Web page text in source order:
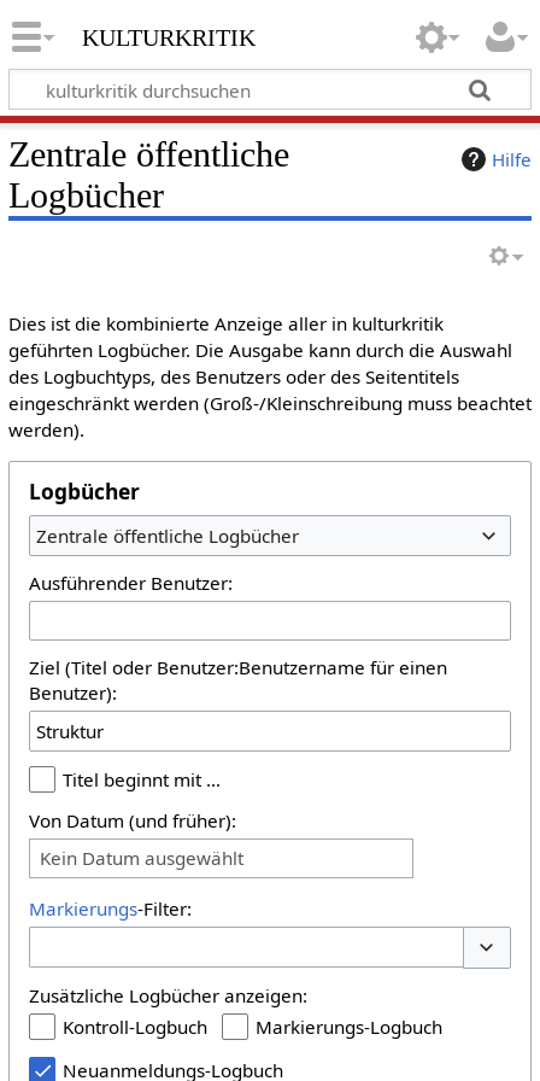
kulturkritik
Hilfe
Zentrale öffentliche
Logbücher
Dies ist die kombinierte Anzeige aller in kulturkritik
geführten Logbücher. Die Ausgabe kann durch die Auswahl
des Logbuchtyps, des Benutzers oder des Seitentitels
eingeschränkt werden (Groß-/Kleinschreibung muss beachtet
werden).
Logbücher
Zentrale öffentliche Logbücher
Ausführender Benutzer:
Ziel (Titel oder Benutzer:Benutzername für einen
Benutzer):
Titel beginnt mit …
Von Datum (und früher):
Kein Datum ausgewählt
Markierungs-Filter:
Zusätzliche Logbücher anzeigen:
Kontroll-Logbuch
Markierungs-Logbuch
Neuanmeldungs-Logbuch